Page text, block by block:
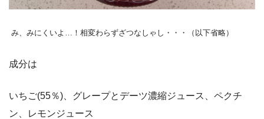
み、みにくいよ…！相変わらずざつなしゃし・・・（以下省略）
成分は
いちご(55％)、グレープとデーツ濃縮ジュース、ペクチ
ン、レモンジュース